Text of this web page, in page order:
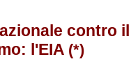
contro il
l'EIA (*)